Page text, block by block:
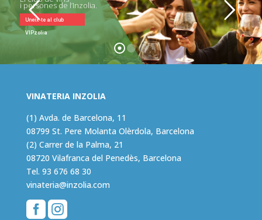
Uneix-te al club
VIPzolia
i persones de l’Inzolia.
VINATERIA INZOLIA
(1) Avda. de Barcelona, 11
08799 St. Pere Molanta Olèrdola, Barcelona
(2) Carrer de la Palma, 21
08720 Vilafranca del Penedès, Barcelona
Tel. 93 676 68 30
vinateria@inzolia.com
